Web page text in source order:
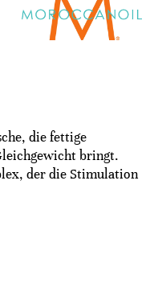
die fettige
bringt.
der die Stimulation